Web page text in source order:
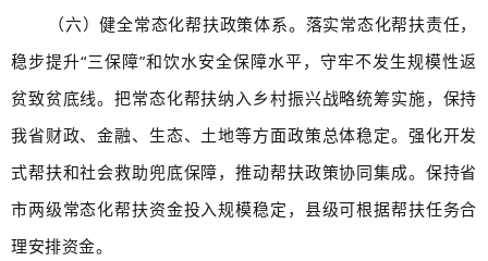
（六）健全常态化帮扶政策体系。落实常态化帮扶责任，
稳步提升“三保障”和饮水安全保障水平，守牢不发生规模性返
贫致贫底线。把常态化帮扶纳入乡村振兴战略统筹实施，保持
我省财政、金融、生态、土地等方面政策总体稳定。强化开发
式帮扶和社会救助兜底保障，推动帮扶政策协同集成。保持省
市两级常态化帮扶资金投入规模稳定，县级可根据帮扶任务合
理安排资金。